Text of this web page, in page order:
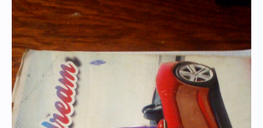
00:10
Открыв пластмассовую капсулу оттуда сразу пробился приятный,
фруктово-хвойный запах, минуты две просто нюхала шишку.
На глаз взяла из зиплока где то
300-350
мг. и быстренько измельчил, а
друг пока занимался "рукоделием" (обрезал верх).
00:20
Спустя 5 минут первый напас уже был в колпаке.. Пока друг курил свой
напас, я уже чувствовал душистый и очень приятный запах..
Вот пришла и моя очередь, высыпал остаток в колпак, и начинаю
наблюдать, как дым плотно набирается в бутылку, а мысли только о
кашле...
Вытягиваю собственно свою банку... после входа дыма, мысли о кашле